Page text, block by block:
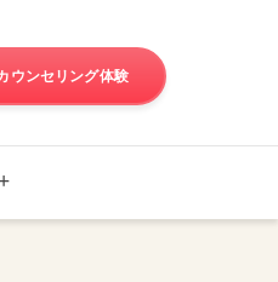
ウンセリング体験